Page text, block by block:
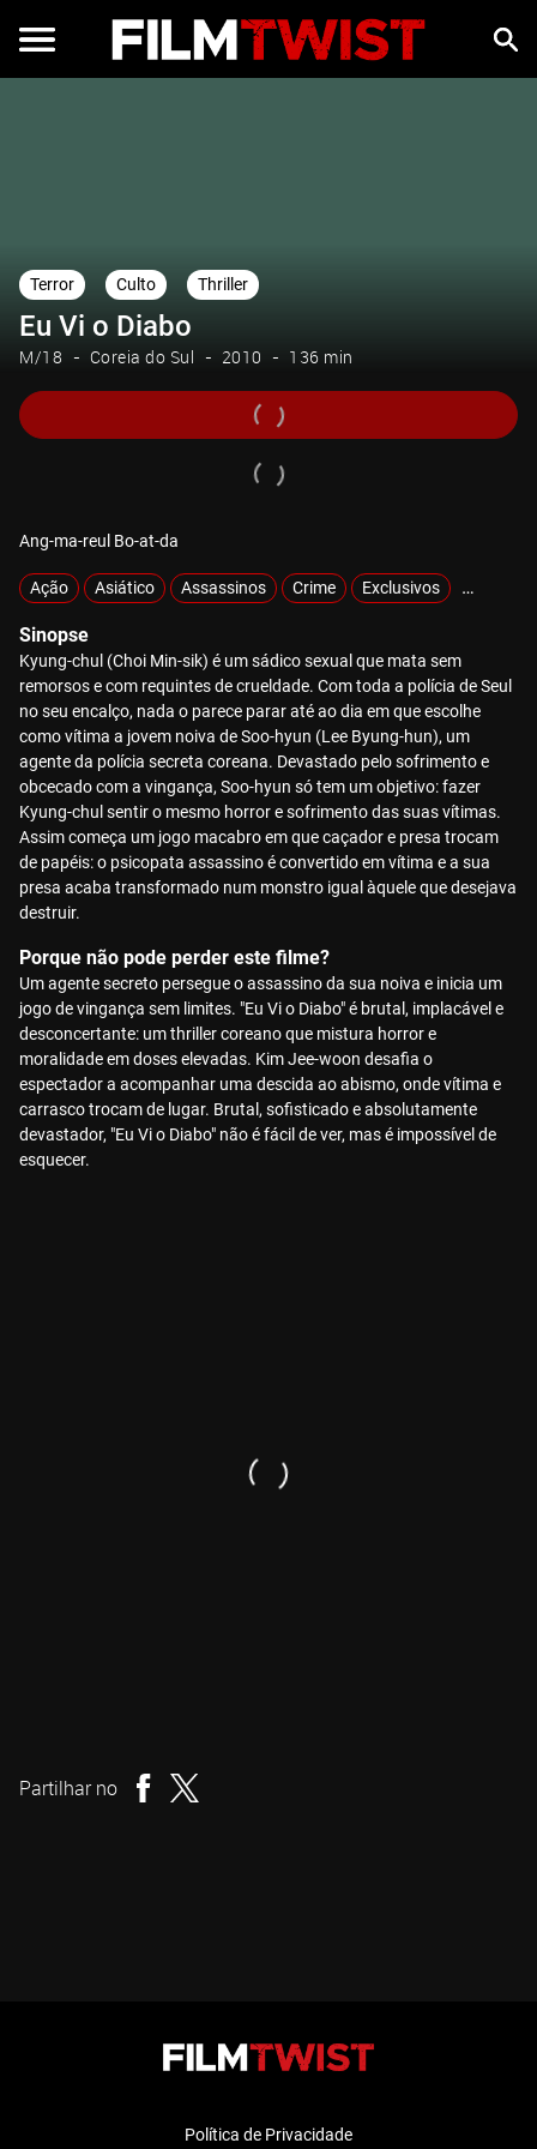
Terror Culto Thriller
Eu Vi o Diabo
M/18 Coreia do Sul 2010 136 min
Ang-ma-reul Bo-at-da
Ação Asiático Assassinos Crime Exclusivos
Sinopse
Kyung-chul (Choi Min-sik) é um sádico sexual que mata sem
remorsos e com requintes de crueldade. Com toda a polícia de Seul
no seu encalço, nada o parece parar até ao dia em que escolhe
como vítima a jovem noiva de Soo-hyun (Lee Byung-hun), um
agente da polícia secreta coreana. Devastado pelo sofrimento e
obcecado com a vingança, Soo-hyun só tem um objetivo: fazer
Kyung-chul sentir o mesmo horror e sofrimento das suas vítimas.
Assim começa um jogo macabro em que caçador e presa trocam
de papéis: o psicopata assassino é convertido em vítima e a sua
presa acaba transformado num monstro igual àquele que desejava
destruir.
Porque não pode perder este filme?
Um agente secreto persegue o assassino da sua noiva e inicia um
jogo de vingança sem limites. "Eu Vi o Diabo" é brutal, implacável e
desconcertante: um thriller coreano que mistura horror e
moralidade em doses elevadas. Kim Jee-woon desafia o
espectador a acompanhar uma descida ao abismo, onde vítima e
carrasco trocam de lugar. Brutal, sofisticado e absolutamente
devastador, "Eu Vi o Diabo" não é fácil de ver, mas é impossível de
esquecer.
Partilhar no
Política de Privacidade